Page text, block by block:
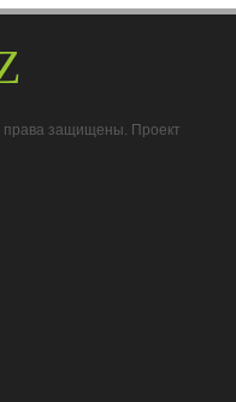
права защищены. Проект